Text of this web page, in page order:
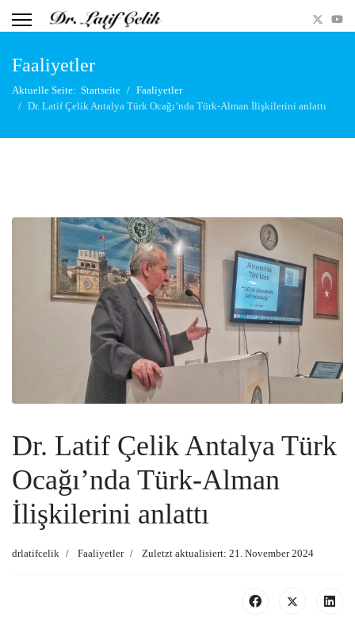
Faaliyetler
Aktuelle Seite: Startseite
Faaliyetler
Dr. Latif Çelik Antalya Türk Ocağı’nda Türk-Alman İlişkilerini anlattı
Dr. Latif Çelik Antalya Türk
Ocağı’nda Türk-Alman
İlişkilerini anlattı
drlatifcelik Faaliyetler Zuletzt aktualisiert: 21. November 2024